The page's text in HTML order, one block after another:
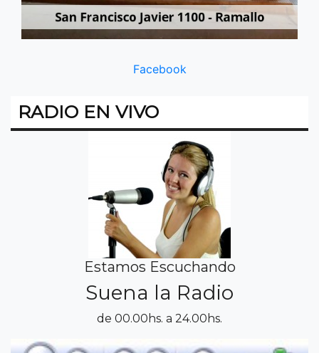
Facebook
RADIO EN VIVO
Estamos Escuchando
Suena la Radio
de 00.00hs. a 24.00hs.